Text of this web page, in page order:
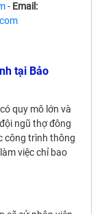
- Email:
tại Bảo
quy mô lớn và
ngũ thợ đông
công trình thông
việc chỉ bao